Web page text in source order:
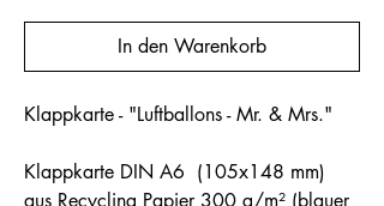
In den Warenkorb
Klappkarte - "Luftballons - Mr. & Mrs."
Klappkarte DIN A6 (105x148 mm)
aus Recycling Papier 300 g/m² (blauer